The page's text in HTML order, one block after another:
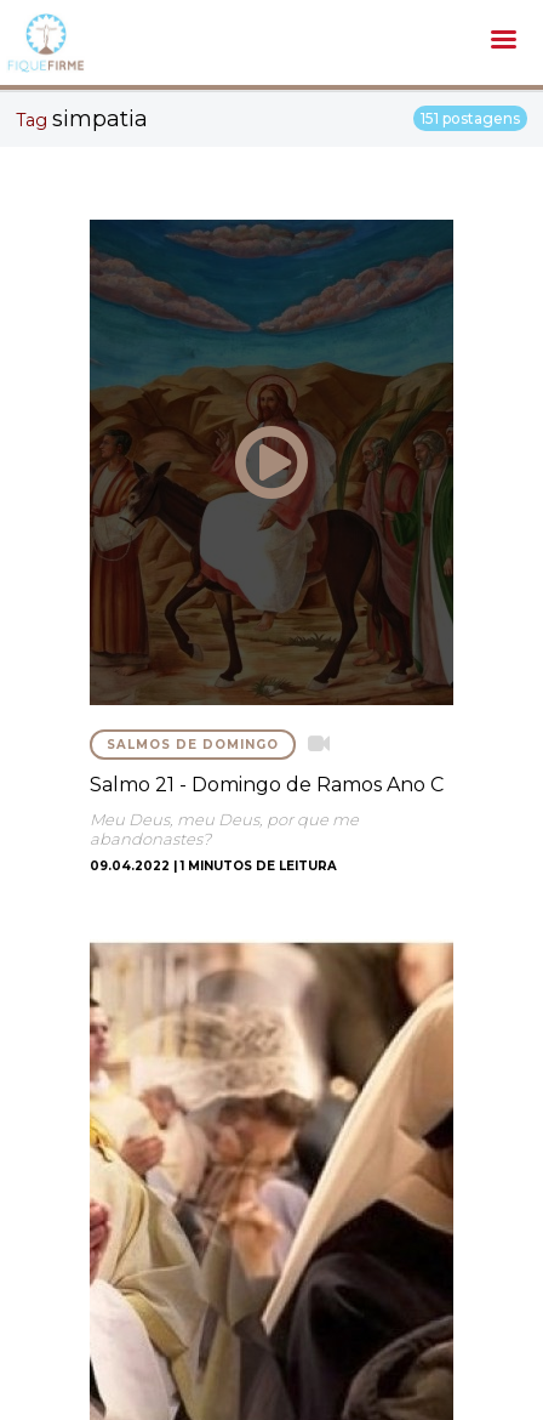
Tagsimpatia 151 postagens
SALMOS DE DOMINGO
Salmo 21 - Domingo de Ramos Ano C
Meu Deus, meu Deus, por que me
abandonastes?
09.04.2022 | 1 MINUTOS DE LEITURA